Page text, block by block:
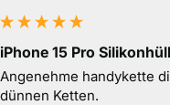
iPhone 15 Pro
Angenehme handykette
dünnen Ketten.